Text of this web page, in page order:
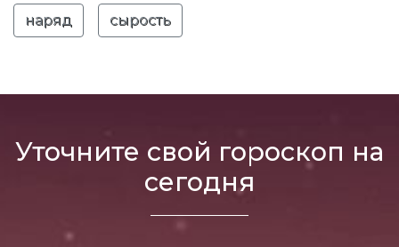
наряд сырость
Уточните свой гороскоп на
сегодня